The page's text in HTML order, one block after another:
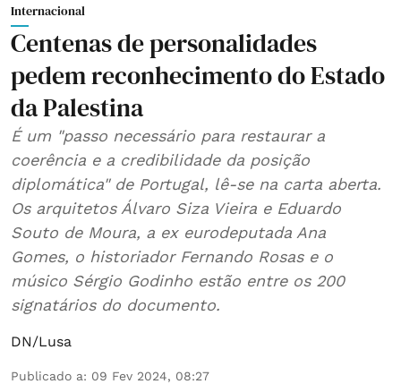
Internacional
Centenas de personalidades
pedem reconhecimento do Estado
da Palestina
É um "passo necessário para restaurar a
coerência e a credibilidade da posição
diplomática" de Portugal, lê-se na carta aberta.
Os arquitetos Álvaro Siza Vieira e Eduardo
Souto de Moura, a ex eurodeputada Ana
Gomes, o historiador Fernando Rosas e o
músico Sérgio Godinho estão entre os 200
signatários do documento.
DN/Lusa
Publicado a: 09 Fev 2024, 08:27